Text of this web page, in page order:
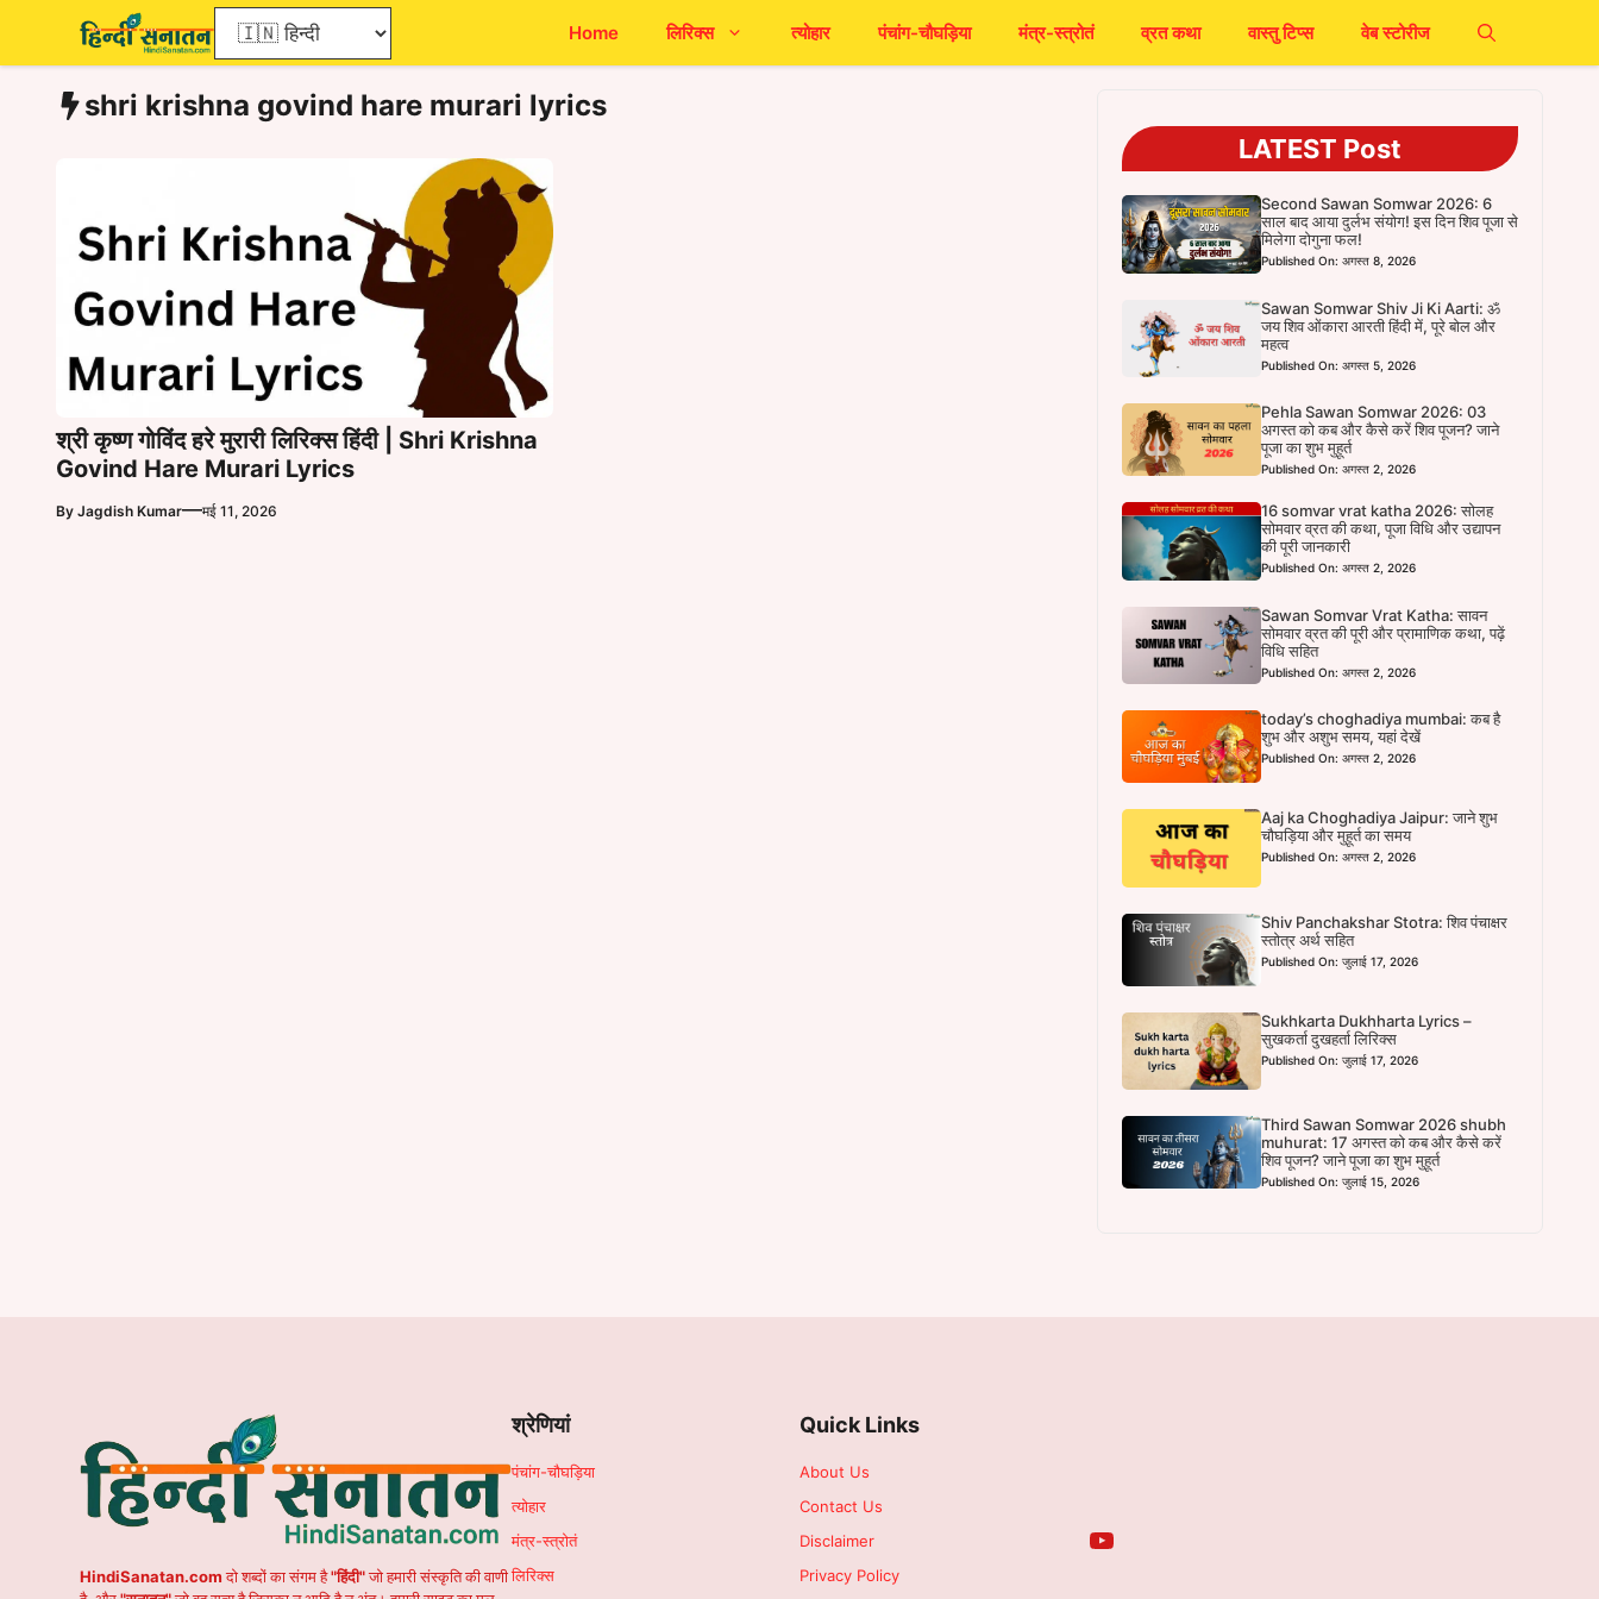
content
Home लिरिक्स त्योहार पंचांग-चौघड़िया मंत्र-स्त्रोतं व्रत कथा वास्तु टिप्स वेब स्टोरीज
shri krishna govind hare murari lyrics
श्री कृष्ण गोविंद हरे मुरारी लिरिक्स हिंदी | Shri Krishna
Govind Hare Murari Lyrics
By Jagdish Kumar—मई 11, 2026
LATEST Post
Second Sawan Somwar 2026: 6
साल बाद आया दुर्लभ संयोग! इस दिन शिव पूजा से
मिलेगा दोगुना फल!
Published On: अगस्त 8, 2026
Sawan Somwar Shiv Ji Ki Aarti: ॐ
जय शिव ओंकारा आरती हिंदी में, पूरे बोल और
महत्व
Published On: अगस्त 5, 2026
Pehla Sawan Somwar 2026: 03
अगस्त को कब और कैसे करें शिव पूजन? जाने
पूजा का शुभ मुहूर्त
Published On: अगस्त 2, 2026
16 somvar vrat katha 2026: सोलह
सोमवार व्रत की कथा, पूजा विधि और उद्यापन
की पूरी जानकारी
Published On: अगस्त 2, 2026
Sawan Somvar Vrat Katha: सावन
सोमवार व्रत की पूरी और प्रामाणिक कथा, पढ़ें
विधि सहित
Published On: अगस्त 2, 2026
today’s choghadiya mumbai: कब है
शुभ और अशुभ समय, यहां देखें
Published On: अगस्त 2, 2026
Aaj ka Choghadiya Jaipur: जाने शुभ
चौघड़िया और मुहूर्त का समय
Published On: अगस्त 2, 2026
Shiv Panchakshar Stotra: शिव पंचाक्षर
स्तोत्र अर्थ सहित
Published On: जुलाई 17, 2026
Sukhkarta Dukhharta Lyrics –
सुखकर्ता दुखहर्ता लिरिक्स
Published On: जुलाई 17, 2026
Third Sawan Somwar 2026 shubh
muhurat: 17 अगस्त को कब और कैसे करें
शिव पूजन? जाने पूजा का शुभ मुहूर्त
Published On: जुलाई 15, 2026
HindiSanatan.comदो शब्दों का संगम है"हिंदी"जो हमारी संस्कृति की वाणी
श्रेणियां
पंचांग-चौघड़िया
त्योहार
मंत्र-स्त्रोतं
लिरिक्स
Quick Links
About Us
Contact Us
Disclaimer
Privacy Policy
YouTube